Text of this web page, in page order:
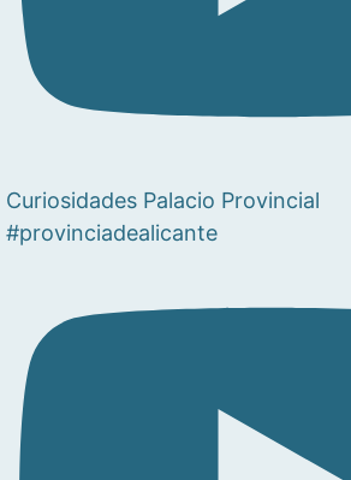
Curiosidades Palacio Provincial
#provinciadealicante